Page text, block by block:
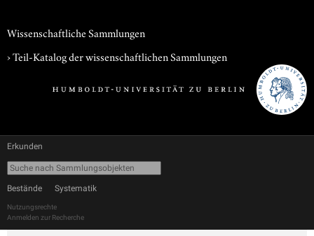
Wissenschaftliche Sammlungen
› Teil-Katalog der wissenschaftlichen Sammlungen
Erkunden
Bestände Systematik
Nutzungsrechte
Anmelden zur Recherche